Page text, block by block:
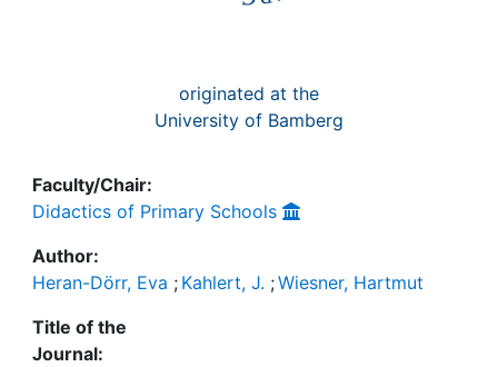
originated at the
University of Bamberg
Faculty/Chair:
Didactics of Primary Schools
Author:
Heran-Dörr, Eva ; Kahlert, J. ;Wiesner, Hartmut
Title of the
Journal: